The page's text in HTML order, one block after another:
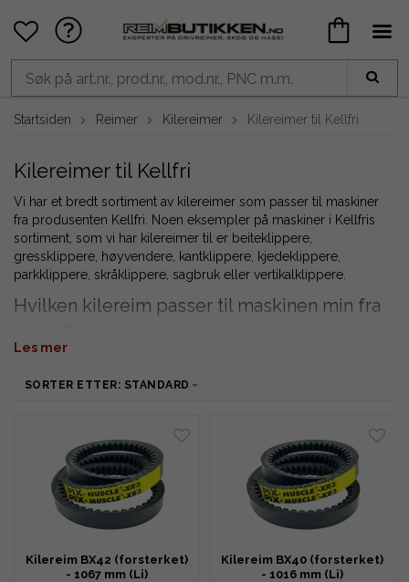
Startsiden Reimer Kilereimer Kilereimer til Kellfri
Kilereimer til Kellfri
Vi har et bredt sortiment av kilereimer som passer til maskiner
fra produsenten Kellfri. Noen eksempler på maskiner i Kellfris
sortiment, som vi har kilereimer til er beiteklippere,
gressklippere, høyvendere, kantklippere, kjedeklippere,
parkklippere, skråklippere, sagbruk eller vertikalklippere.
Hvilken kilereim passer til maskinen min fra
Les mer
SORTER ETTER: STANDARD
Kilereim BX42 (forsterket)
- 1067 mm (Li)
Kilereim BX40 (forsterket)
- 1016 mm (Li)